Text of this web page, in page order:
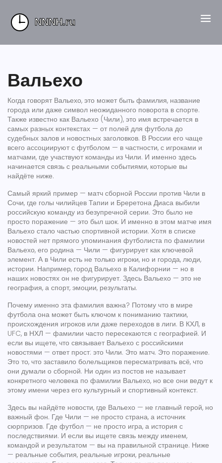
Вальехо
Когда говорят Вальехо, это может быть фамилия, название
города или даже символ неожиданного поворота в спорте.
Также известно как Вальехо (Чили), это имя встречается в
самых разных контекстах — от полей для футбола до
судебных залов и новостных заголовков. В России его чаще
всего ассоциируют с футболом — в частности, с игроками и
матчами, где участвуют команды из Чили. И именно здесь
начинается связь с реальными событиями, которые вы
найдёте ниже.
Самый яркий пример — матч сборной России против Чили в
Сочи, где голы чилийцев Тапии и Бреретона Диаса выбили
российскую команду из безупречной серии. Это было не
просто поражение — это был шок. И именно в этом матче имя
Вальехо стало частью спортивной истории. Хотя в списке
новостей нет прямого упоминания футболиста по фамилии
Вальехо, его родина — Чили — фигурирует как ключевой
элемент. А в Чили есть не только игроки, но и города, люди,
истории. Например, город Вальехо в Калифорнии — но в
наших новостях он не фигурирует. Здесь Вальехо — это не
география, а спорт, эмоции, результаты.
Почему именно эта фамилия важна? Потому что в мире
футбола она может быть ключом к пониманию тактики,
происхождения игроков или даже переходов в лиги. В КХЛ, в
UFC, в НХЛ — фамилии часто пересекаются с географией. И
если вы ищете, что связывает Вальехо с российскими
новостями — ответ прост: это Чили. Это матч. Это поражение.
Это то, что заставило болельщиков пересматривать всё, что
они думали о сборной. Ни один из постов не называет
конкретного человека по фамилии Вальехо, но все они ведут к
этому имени через его культурный и спортивный контекст.
Здесь вы найдёте новости, где Вальехо — не главный герой, но
важный фон. Где Чили — не просто страна, а источник
сюрпризов. Где футбол — не просто игра, а история с
последствиями. И если вы ищете связь между именем,
командой и результатом — вы на правильной странице. Ниже
— реальные события, реальные игроки, реальные